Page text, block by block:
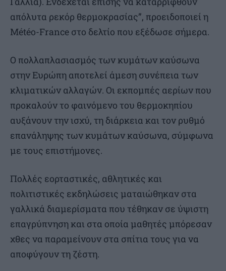
απόλυτα ρεκόρ θερμοκρασίας”, προειδοποιεί η
Météo-France στο δελτίο που εξέδωσε σήμερα.
Ο πολλαπλασιασμός των κυμάτων καύσωνα
στην Ευρώπη αποτελεί άμεση συνέπεια των
κλιματικών αλλαγών. Οι εκπομπές αερίων που
προκαλούν το φαινόμενο του θερμοκηπίου
αυξάνουν την ισχύ, τη διάρκεια και τον ρυθμό
επανάληψης των κυμάτων καύσωνα, σύμφωνα
με τους επιστήμονες.
Πολλές εορταστικές, αθλητικές και
πολιτιστικές εκδηλώσεις ματαιώθηκαν στα
γαλλικά διαμερίσματα που τέθηκαν σε ύψιστη
επαγρύπνηση και στα οποία μαθητές μπόρεσαν
χθες να παραμείνουν στα σπίτια τους για να
αποφύγουν τη ζέστη.